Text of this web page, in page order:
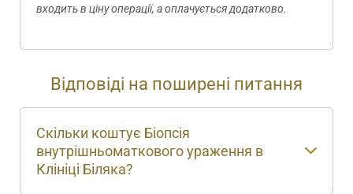
входить в ціну операції, а оплачується додатково.
Відповіді на поширені питання
Скільки коштує Біопсія
внутрішньоматкового ураження в
Клініці Біляка?